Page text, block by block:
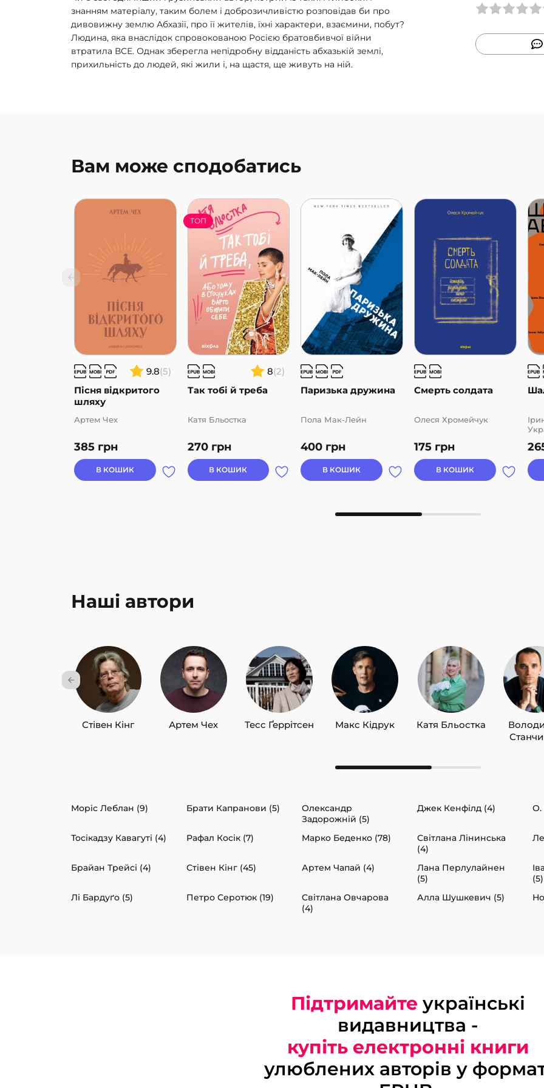
знанням матеріалу, таким болем і доброзичливістю розповідав би про
дивовижну землю Абхазії, про її жителів, їхні характери, взаємини, побут?
Людина, яка внаслідок спровокованою Росією братовбивчої війни
втратила ВСЕ. Однак зберегла непідробну відданість абхазькій землі,
прихильність до людей, які жили і, на щастя, ще живуть на ній.
Вам може сподобатись
9.8(5)
Пісня відкритого
шляху
385 грн
Артем Чех
В КОШИК
8(2)
Так тобі й треба
ТОП
270 грн
Катя Бльостка
В КОШИК
Паризька дружина
400 грн
Пола Мак-Лейн
В КОШИК
Смерть солдата
175 грн
Олеся Хромейчук
В КОШИК
Наші автори
Стівен Кінг Артем Чех Тесс Ґеррітсен Макс Кідрук Катя Бльостка
Моріс Леблан (9) Брати Капранови (5)
Олександр
Задорожній (5)
Джек Кенфілд (4) О.
Тосікадзу Кавагуті (4) Рафал Косік (7) Марко Беденко (78)
Світлана Лінинська
(4)
Брайан Трейсі (4) Стівен Кінг (45) Артем Чапай (4)
Лана Перлулайнен
(5)
(5)
Лі Бардуґо (5)
Петро Серотюк (19)
Світлана Овчарова
(4)
Алла Шушкевич (5)
Підтримайте українські
видавництва -
купіть електронні книги
улюблених авторів у